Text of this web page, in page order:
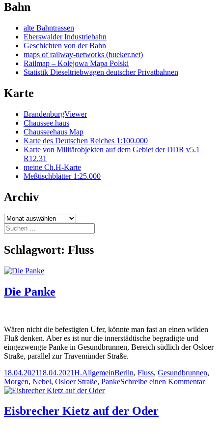
Bahn
alte Bahntrassen
Eberswalder Industriebahn
Geschichten von der Bahn
maps of railway-networks (bueker.net)
Railmap – Kolejowa Mapa Polski
Statistik Dieseltriebwagen deutscher Privatbahnen
Karte
BrandenburgViewer
Chaussee.haus
Chausseehaus Map
Karte des Deutschen Reiches 1:100.000
Karte von Militärobjekten auf dem Gebiet der DDR v5.1
R12.31
meine Ch.H-Karte
Meßtischblätter 1:25.000
Archiv
Archiv
Suchen
nach:
Schlagwort: Fluss
Die Panke
Wären nicht die befestigten Ufer, könnte man fast an einen wilden
Fluß denken. Aber es ist nur die innerstädtische begradigte und
eingezwengte Panke in Gesundbrunnen, Bereich südlich der Osloer
Straße, parallel zur Travemünder Straße.
Veröffentlicht
am
18.04.202118.04.2021Autor
H.Kategorien
AllgemeinSchlagwörter
Berlin, Fluss, Gesundbrunnen,
Morgen, Nebel, Osloer Straße, PankeSchreibe einen Kommentarzu
Eisbrecher Kietz auf der Oder